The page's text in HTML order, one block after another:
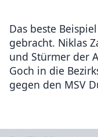
Das beste
gebracht. Niklas
und Stürmer der
Goch in die
gegen den MSV